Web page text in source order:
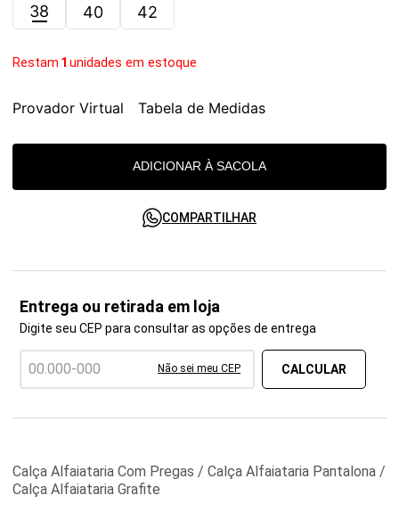
38 40 42
Restam 1 unidades em estoque
Provador Virtual Tabela de Medidas
ADICIONAR À SACOLA
COMPARTILHAR
Entrega ou retirada em loja
Digite seu CEP para consultar as opções de entrega
Não sei meu CEP
Calça Alfaiataria Com Pregas / Calça Alfaiataria Pantalona /
Calça Alfaiataria Grafite